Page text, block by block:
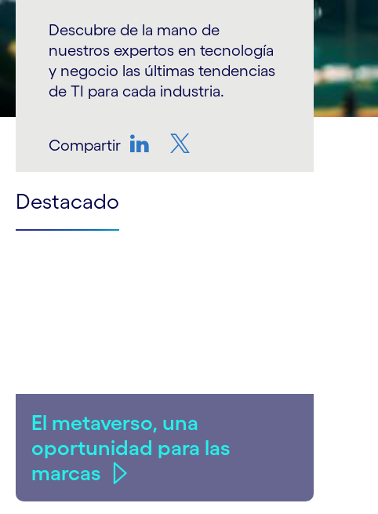
Descubre de la mano de
nuestros expertos en tecnología
y negocio las últimas tendencias
de TI para cada industria.
Compartir
Destacado
El metaverso, una
oportunidad para las
marcas